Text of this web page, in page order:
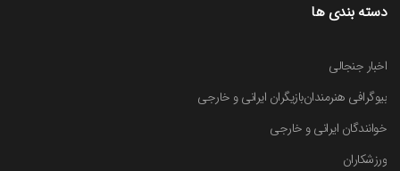
دسته بندی ها
اخبار جنجالی
بیوگرافی هنرمندانبازیگران ایرانی و خارجی
خوانندگان ایرانی و خارجی
ورزشکاران